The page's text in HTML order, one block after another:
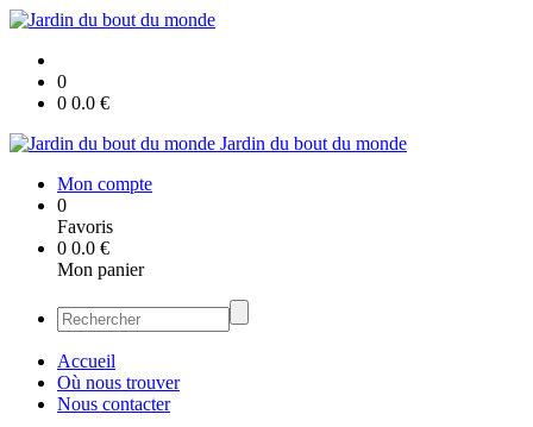
0
0 0.0 €
Jardin du bout du monde
Mon compte
0
Favoris
0 0.0 €
Mon panier
Accueil
Où nous trouver
Nous contacter